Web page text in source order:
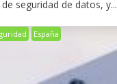
seguridad de datos, y...
España